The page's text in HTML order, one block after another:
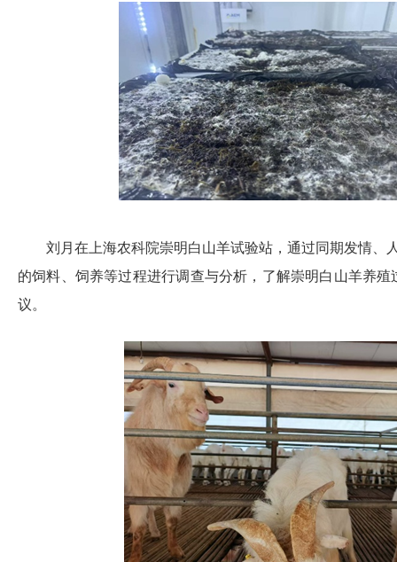
刘月在上海农科院崇明白山羊试验站，通过同期发情 、
的饲料、饲养等过程进行调查与分析，了解崇明白山羊养
议。